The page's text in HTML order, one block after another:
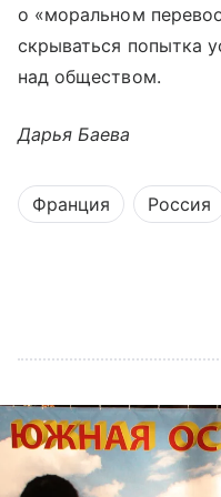
о «моральном
скрываться попытка
над обществом.
Дарья Баева
Франция Россия